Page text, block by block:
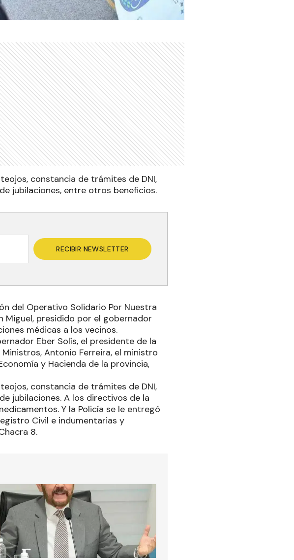
constancia de trámites de DNI,
jubilaciones, entre otros beneficios.
RECIBIR NEWSLETTER
del Operativo Solidario Por Nuestra
Miguel, presidido por el gobernador
médicas a los vecinos.
Eber Solís, el presidente de la
Antonio Ferreira, el ministro
y Hacienda de la provincia,
constancia de trámites de DNI,
jubilaciones. A los directivos de la
Y la Policía se le entregó
Civil e indumentarias y
8.